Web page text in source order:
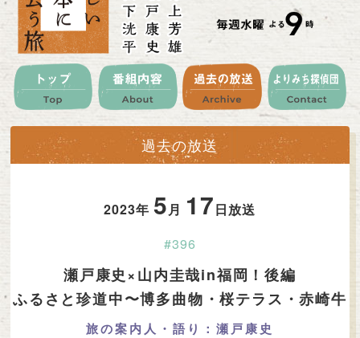
視聴方法 4K放送
イベント ショッピング
公式SNS プレゼント
ご意見・ご感想 会社情報
過去の放送
2023年5月 17日放送
#396
瀬戸康史×山内圭哉in福岡！後編
ふるさと珍道中〜博多曲物・桜テラス・赤崎牛
旅の案内人・語り：瀬戸康史